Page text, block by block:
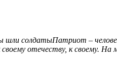
солдатыПатриот –
отечеству, к своему.